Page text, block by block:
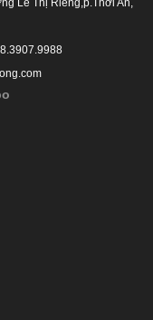
Lê Thị Riêng,p.Thới An,